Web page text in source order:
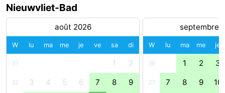
Wenduine
Météo
Nieuwvliet-Bad
août 2026
W lu ma me je ve sa di
31 1 2
32 3 4 5 6 7 8 9
septembre
W lu ma me je
36 1 2 3
37 7 8 9 10